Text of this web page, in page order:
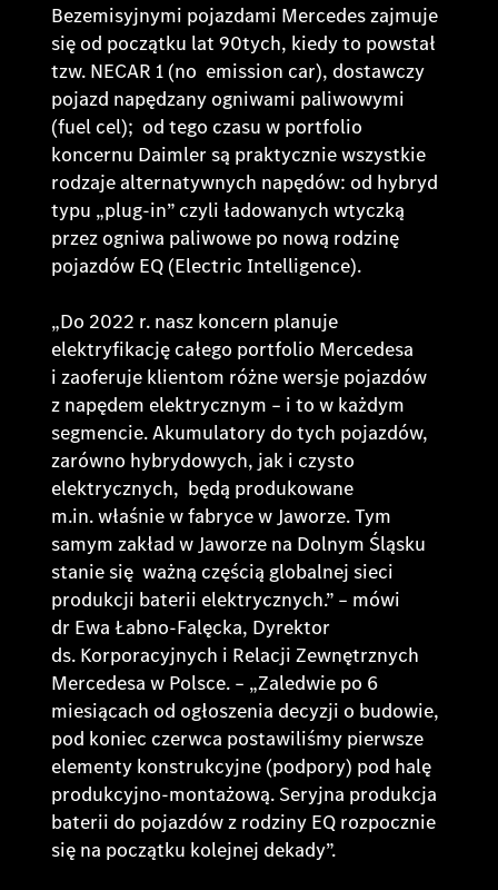
Bezemisyjnymi pojazdami Mercedes zajmuje
się od początku lat 90tych, kiedy to powstał
tzw. NECAR 1 (no emission car), dostawczy
pojazd napędzany ogniwami paliwowymi
(fuel cel); od tego czasu w portfolio
koncernu Daimler są praktycznie wszystkie
rodzaje alternatywnych napędów: od hybryd
typu „plug-in” czyli ładowanych wtyczką
przez ogniwa paliwowe po nową rodzinę
pojazdów EQ (Electric Intelligence).
„Do 2022 r. nasz koncern planuje
elektryfikację całego portfolio Mercedesa
i zaoferuje klientom różne wersje pojazdów
z napędem elektrycznym – i to w każdym
segmencie. Akumulatory do tych pojazdów,
zarówno hybrydowych, jak i czysto
elektrycznych, będą produkowane
m.in. właśnie w fabryce w Jaworze. Tym
samym zakład w Jaworze na Dolnym Śląsku
stanie się ważną częścią globalnej sieci
produkcji baterii elektrycznych.” – mówi
dr Ewa Łabno-Falęcka, Dyrektor
ds. Korporacyjnych i Relacji Zewnętrznych
Mercedesa w Polsce. – „Zaledwie po 6
miesiącach od ogłoszenia decyzji o budowie,
pod koniec czerwca postawiliśmy pierwsze
elementy konstrukcyjne (podpory) pod halę
produkcyjno-montażową. Seryjna produkcja
baterii do pojazdów z rodziny EQ rozpocznie
się na początku kolejnej dekady”.